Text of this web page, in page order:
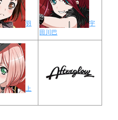
羽
宇
田川巴
上